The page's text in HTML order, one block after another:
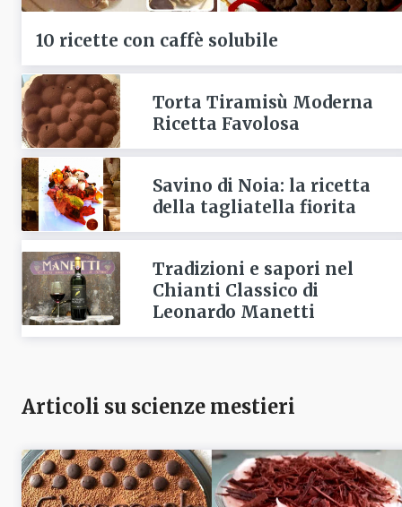
10 ricette con caffè solubile
Torta Tiramisù Moderna
Ricetta Favolosa
Savino di Noia: la ricetta
della tagliatella fiorita
Tradizioni e sapori nel
Chianti Classico di
Leonardo Manetti
Articoli su scienze mestieri